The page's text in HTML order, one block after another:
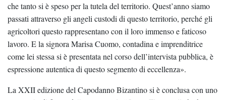
che tanto si è speso per la tutela del territorio. Quest’anno siamo
passati attraverso gli angeli custodi di questo territorio, perché gli
agricoltori questo rappresentano con il loro immenso e faticoso
lavoro. E la signora Marisa Cuomo, contadina e imprenditrice
come lei stessa si è presentata nel corso dell’intervista pubblica, è
espressione autentica di questo segmento di eccellenza».
La XXII edizione del Capodanno Bizantino si è conclusa con uno